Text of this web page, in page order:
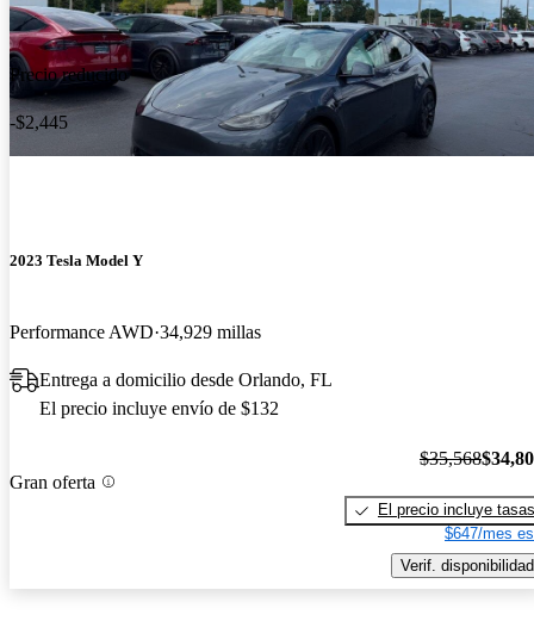
Precio reducido
-$2,445
2023 Tesla Model Y
Performance AWD 34,929 millas
Entrega a domicilio desde Orlando, FL
El precio incluye envío de $132
Gran oferta
$35,568
El precio incluye tasas
$647/mes
Verif. disponibilidad